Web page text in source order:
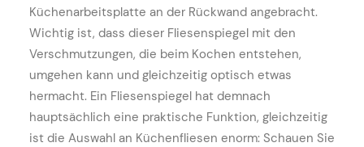
Küchenarbeitsplatte an der Rückwand angebracht.
Wichtig ist, dass dieser Fliesenspiegel mit den
Verschmutzungen, die beim Kochen entstehen,
umgehen kann und gleichzeitig optisch etwas
hermacht. Ein Fliesenspiegel hat demnach
hauptsächlich eine praktische Funktion, gleichzeitig
ist die Auswahl an Küchenfliesen enorm: Schauen Sie